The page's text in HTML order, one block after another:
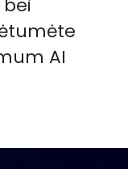
AI